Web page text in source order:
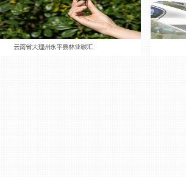
云南省大理州永平县林业碳汇